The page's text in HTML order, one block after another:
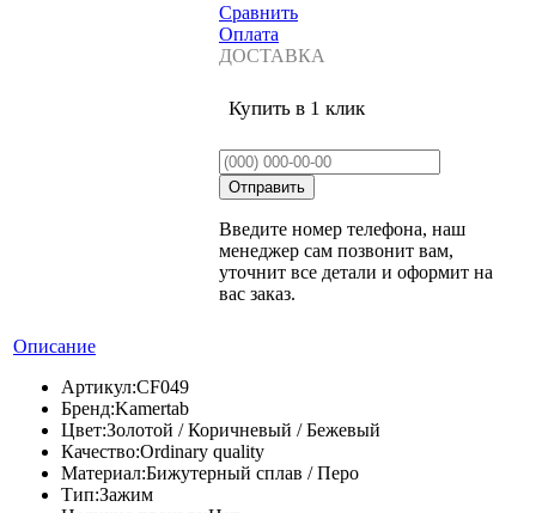
Сравнить
Оплата
ДОСТАВКА
Купить в 1 клик
Введите номер телефона, наш
менеджер сам позвонит вам,
уточнит все детали и оформит на
вас заказ.
Описание
Артикул:CF049
Бренд:Kamertab
Цвет:Золотой / Коричневый / Бежевый
Качество:Ordinary quality
Материал:Бижутерный сплав / Перо
Тип:Зажим